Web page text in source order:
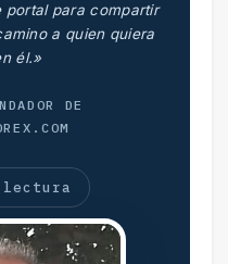
portal para compartir
a quien quiera
él.»
DE
lectura